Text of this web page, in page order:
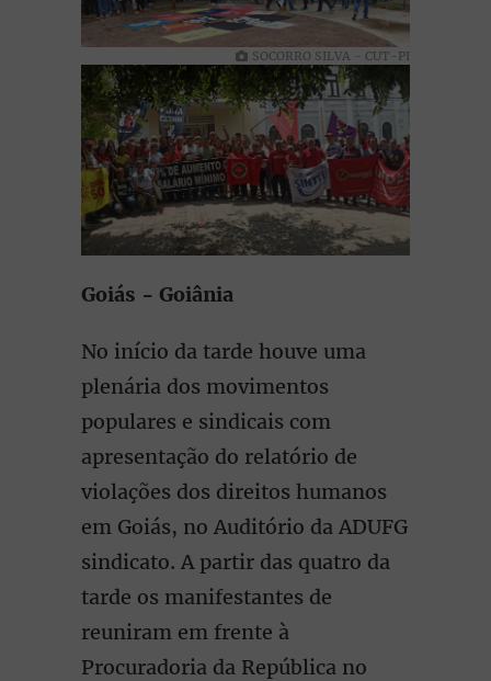
SOCORRO SILVA - CUT-PI
Goiás - Goiânia
No início da tarde houve uma
plenária dos movimentos
populares e sindicais com
apresentação do relatório de
violações dos direitos humanos
em Goiás, no Auditório da ADUFG
sindicato. A partir das quatro da
tarde os manifestantes de
reuniram em frente à
Procuradoria da República no